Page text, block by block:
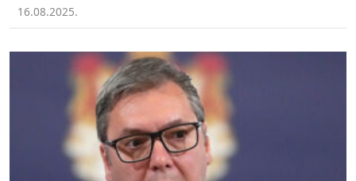
16.08.2025.